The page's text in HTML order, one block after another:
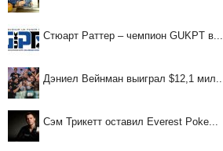
Стюарт Раттер – чемпион GUKPT в...
Дэниел Вейнман выиграл $12,1 мил...
Сэм Трикетт оставил Everest Poke...